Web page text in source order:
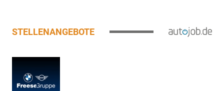
STELLENANGEBOTE